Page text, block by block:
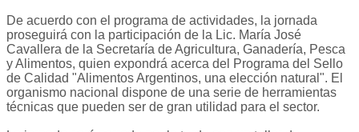
De acuerdo con el programa de actividades, la jornada
proseguirá con la participación de la Lic. María José
Cavallera de la Secretaría de Agricultura, Ganadería, Pesca
y Alimentos, quien expondrá acerca del Programa del Sello
de Calidad "Alimentos Argentinos, una elección natural". El
organismo nacional dispone de una serie de herramientas
técnicas que pueden ser de gran utilidad para el sector.